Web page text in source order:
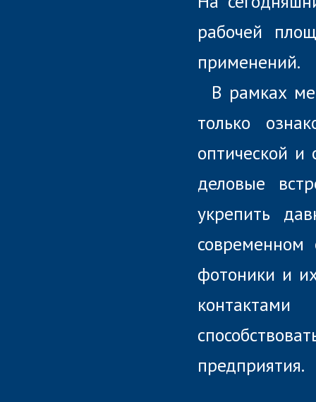
рабочей
применений.
В рамках
только
оптической и
деловые
укрепить
современном
фотоники и
предприятия.